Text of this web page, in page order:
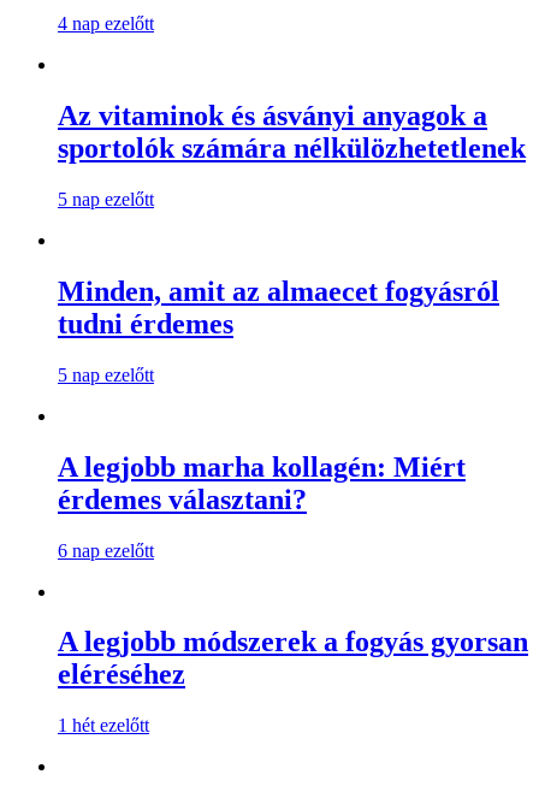
4 nap ezelőtt
Az vitaminok és ásványi anyagok a
sportolók számára nélkülözhetetlenek
5 nap ezelőtt
Minden, amit az almaecet fogyásról
tudni érdemes
5 nap ezelőtt
A legjobb marha kollagén: Miért
érdemes választani?
6 nap ezelőtt
A legjobb módszerek a fogyás gyorsan
eléréséhez
1 hét ezelőtt